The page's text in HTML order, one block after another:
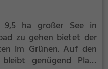
ha großer See in
zu gehen bietet der
im Grünen. Auf den
genügend Platz